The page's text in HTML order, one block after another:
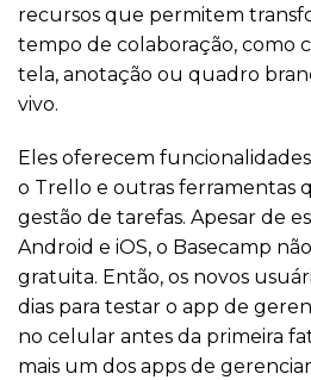
recursos que permitem
tempo de colaboração, como
tela, anotação ou quadro
vivo.
Eles oferecem
o Trello e outras ferramentas
gestão de tarefas. Apesar de
Android e iOS, o Basecamp
gratuita. Então, os novos
dias para testar o app de
no celular antes da primeira
mais um dos apps de